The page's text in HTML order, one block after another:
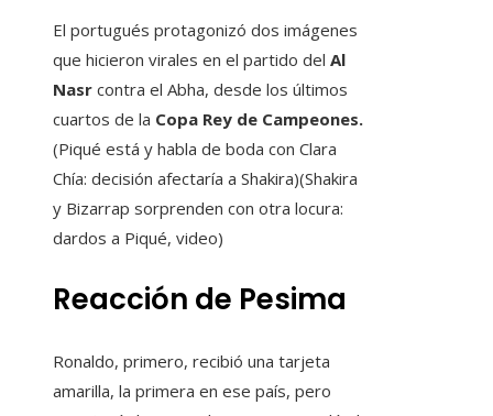
El portugués protagonizó dos imágenes
que hicieron virales en el partido del Al
Nasr contra el Abha, desde los últimos
cuartos de la Copa Rey de Campeones.
(Piqué está y habla de boda con Clara
Chía: decisión afectaría a Shakira)(Shakira
y Bizarrap sorprenden con otra locura:
dardos a Piqué, video)
Reacción de Pesima
Ronaldo, primero, recibió una tarjeta
amarilla, la primera en ese país, pero